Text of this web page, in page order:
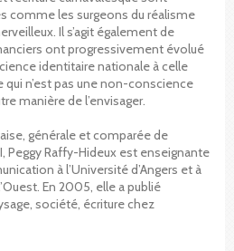
comme les surgeons du réalisme
Il s’agit également de
ont progressivement évolué
identitaire nationale à celle
qui n’est pas une non-conscience
manière de l’envisager.
générale et comparée de
Peggy Raffy-Hideux est enseignante
à l’Université d’Angers et à
En 2005, elle a publié
société, écriture chez